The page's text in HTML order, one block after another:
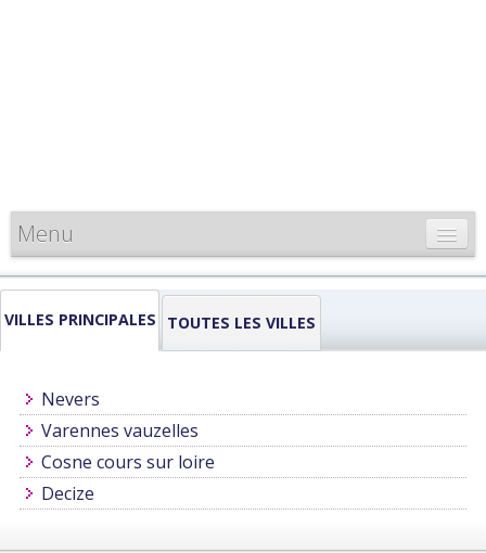
Menu
CARTE DE FRANCE
INFORMATIONS
VILLES PRINCIPALES TOUTES LES VILLES
Nevers
Varennes vauzelles
Cosne cours sur loire
Decize